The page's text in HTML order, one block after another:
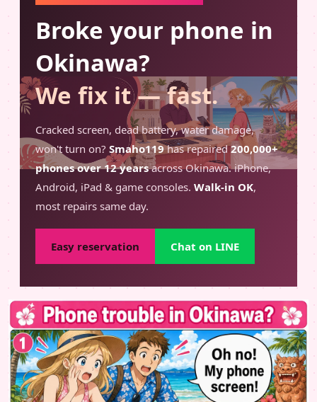
Broke your phone in
Okinawa?
We fix it — fast.
Cracked screen, dead battery, water damage,
won't turn on? Smaho119has repaired200,000+
phones over 12 yearsacross Okinawa. iPhone,
Android, iPad & game consoles. Walk-in OK,
most repairs same day.
Easy reservation Chat on LINE